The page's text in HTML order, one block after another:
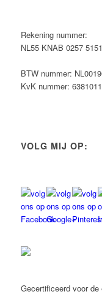
Rekening nummer:
NL55 KNAB 0257
BTW nummer:
KvK nummer:
VOLG MIJ OP:
Gecertificeerd voor